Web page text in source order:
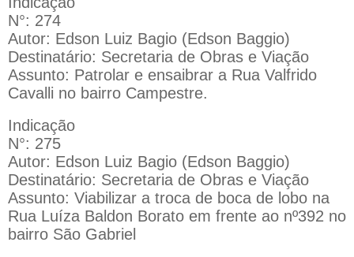
N°: 274
Autor: Edson Luiz Bagio (Edson Baggio)
Destinatário: Secretaria de Obras e Viação
Assunto: Patrolar e ensaibrar a Rua Valfrido
Cavalli no bairro Campestre.
Indicação
N°: 275
Autor: Edson Luiz Bagio (Edson Baggio)
Destinatário: Secretaria de Obras e Viação
Assunto: Viabilizar a troca de boca de lobo na
Rua Luíza Baldon Borato em frente ao nº392 no
bairro São Gabriel